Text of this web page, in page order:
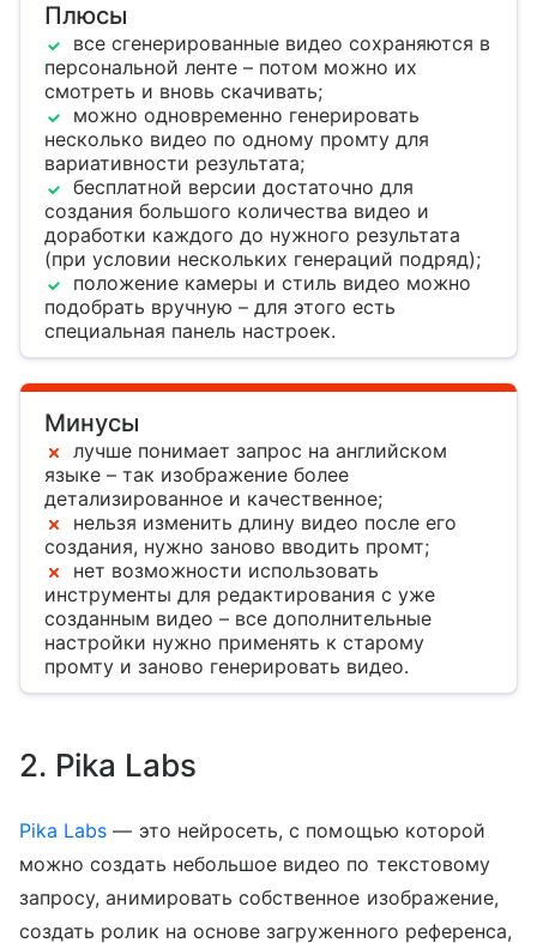
Плюсы
все сгенерированные видео сохраняются в
персональной ленте – потом можно их
смотреть и вновь скачивать;
можно одновременно генерировать
несколько видео по одному промту для
вариативности результата;
бесплатной версии достаточно для
создания большого количества видео и
доработки каждого до нужного результата
(при условии нескольких генераций подряд);
положение камеры и стиль видео можно
подобрать вручную – для этого есть
специальная панель настроек.
Минусы
лучше понимает запрос на английском
языке – так изображение более
детализированное и качественное;
нельзя изменить длину видео после его
создания, нужно заново вводить промт;
нет возможности использовать
инструменты для редактирования с уже
созданным видео – все дополнительные
настройки нужно применять к старому
промту и заново генерировать видео.
2. Pika Labs
Pika Labs — это нейросеть, с помощью которой
можно создать небольшое видео по текстовому
запросу, анимировать собственное изображение,
создать ролик на основе загруженного референса,